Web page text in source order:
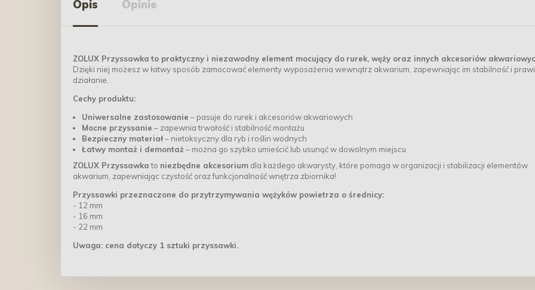
Opis Opinie
ZOLUX Przyssawka to praktyczny i niezawodny element mocujący do rurek, węży oraz innych akcesoriów
Dzięki niej możesz w łatwy sposób zamocować elementy wyposażenia wewnątrz akwarium, zapewniając im stabilność i
działanie.
Cechy produktu:
Uniwersalne zastosowanie – pasuje do rurek i akcesoriów akwariowych
Mocne przyssanie – zapewnia trwałość i stabilność montażu
Bezpieczny materiał– nietoksyczny dla ryb i roślin wodnych
Łatwy montaż i demontaż– można go szybko umieścić lub usunąć w dowolnym miejscu
ZOLUX Przyssawkato niezbędne akcesorium dla każdego akwarysty, które pomaga w organizacji i stabilizacji elementów
akwarium, zapewniając czystość oraz funkcjonalność wnętrza zbiornika!
Przyssawki przeznaczone do przytrzymywania wężyków powietrza o średnicy:
- 12 mm
- 16 mm
- 22 mm
Uwaga: cena dotyczy 1 sztuki przyssawki.